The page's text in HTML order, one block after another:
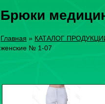
Брюки
Главная » КАТАЛОГ
женские № 1-07